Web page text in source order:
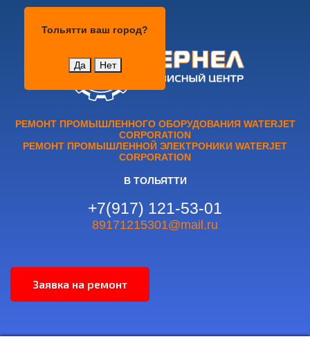
Тольятти ваш город?
Да Нет
РЕМОНТ ПРОМЫШЛЕННОГО ОБОРУДОВАНИЯ WATERJET
CORPORATION
РЕМОНТ ПРОМЫШЛЕННОЙ ЭЛЕКТРОНИКИ WATERJET
CORPORATION
В ТОЛЬЯТТИ
+7(917) 121-53-01
89171215301@mail.ru